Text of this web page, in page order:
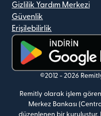
Gizlilik Yardım Merkezi
Güvenlik
Erişilebilirlik
(yeni pencerede açılır)
©2012 - 2026
Remitly olarak işlem
Merkez Bankası
düzenlenen bir kuruluştur.